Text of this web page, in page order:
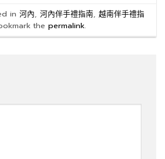
in河內,河內伴手禮指南,越南伴手禮指
thepermalink.